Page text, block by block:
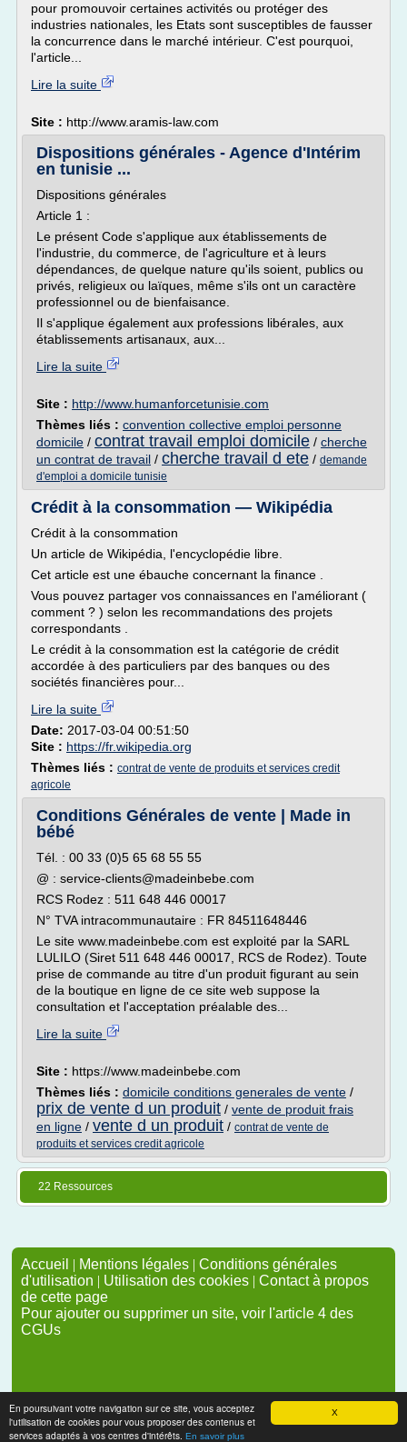
X
En poursuivant votre navigation sur ce site, vous acceptez
l'utilisation de cookies pour vous proposer des contenus et
services adaptés à vos centres d'intérêts. En savoir plus
pour promouvoir certaines activités ou protéger des
industries nationales, les Etats sont susceptibles de fausser
la concurrence dans le marché intérieur. C'est pourquoi,
l'article...
Lire la suite
Site : http://www.aramis-law.com
Dispositions générales - Agence d'Intérim
en tunisie ...
Dispositions générales
Article 1 :
Le présent Code s'applique aux établissements de
l'industrie, du commerce, de l'agriculture et à leurs
dépendances, de quelque nature qu'ils soient, publics ou
privés, religieux ou laïques, même s'ils ont un caractère
professionnel ou de bienfaisance.
Il s'applique également aux professions libérales, aux
établissements artisanaux, aux...
Lire la suite
Site : http://www.humanforcetunisie.com
Thèmes liés : convention collective emploi personne
domicile / contrat travail emploi domicile / cherche
un contrat de travail / cherche travail d ete / demande
d'emploi a domicile tunisie
Crédit à la consommation — Wikipédia
Crédit à la consommation
Un article de Wikipédia, l'encyclopédie libre.
Cet article est une ébauche concernant la finance .
Vous pouvez partager vos connaissances en l'améliorant (
comment ? ) selon les recommandations des projets
correspondants .
Le crédit à la consommation est la catégorie de crédit
accordée à des particuliers par des banques ou des
sociétés financières pour...
Lire la suite
Date: 2017-03-04 00:51:50
Site : https://fr.wikipedia.org
Thèmes liés : contrat de vente de produits et services credit
agricole
Conditions Générales de vente | Made in
bébé
Tél. : 00 33 (0)5 65 68 55 55
@ : service-clients@madeinbebe.com
RCS Rodez : 511 648 446 00017
N° TVA intracommunautaire : FR 84511648446
Le site www.madeinbebe.com est exploité par la SARL
LULILO (Siret 511 648 446 00017, RCS de Rodez). Toute
prise de commande au titre d'un produit figurant au sein
de la boutique en ligne de ce site web suppose la
consultation et l'acceptation préalable des...
Lire la suite
Site : https://www.madeinbebe.com
Thèmes liés : domicile conditions generales de vente /
prix de vente d un produit / vente de produit frais
en ligne / vente d un produit / contrat de vente de
produits et services credit agricole
22 Ressources
Accueil | Mentions légales | Conditions générales
d'utilisation | Utilisation des cookies | Contact à propos
de cette page
Pour ajouter ou supprimer un site, voir l'article 4 des
CGUs